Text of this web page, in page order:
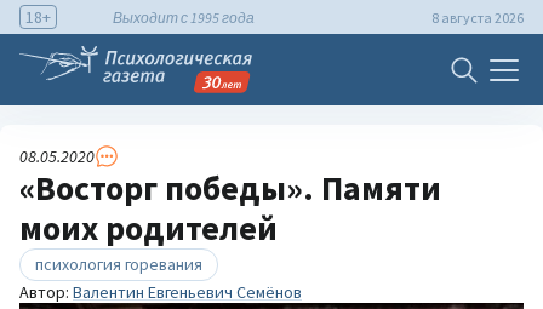
18+ Выходит с 1995 года 8 августа 2026
08.05.2020
«Восторг победы». Памяти
моих родителей
психология горевания
Автор: Валентин Евгеньевич Семёнов